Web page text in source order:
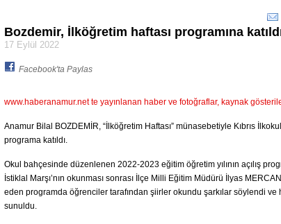
Bozdemir, İlköğretim haftası programına
17 Eylül 2022
Facebook'ta Paylas
www.haberanamur.net te yayınlanan haber ve fotoğraflar, kaynak
Anamur Bilal BOZDEMİR, “İlköğretim Haftası” münasebetiyle Kıbrıs
programa katıldı.
Okul bahçesinde düzenlenen 2022-2023 eğitim öğretim yılının açılış
İstiklal Marşı’nın okunması sonrası İlçe Milli Eğitim Müdürü İlyas
eden programda öğrenciler tarafından şiirler okundu şarkılar söylendi ve
sunuldu.